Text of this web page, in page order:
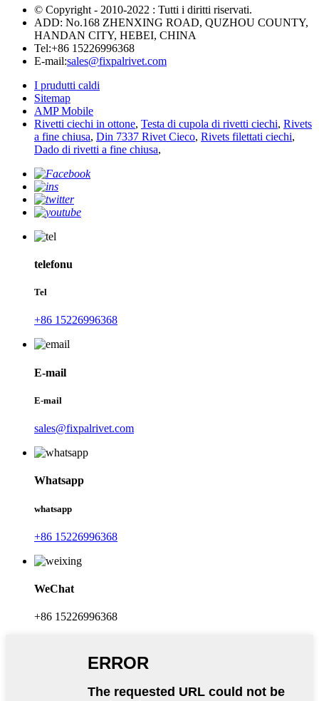
© Copyright - 2010-2022 : Tutti i diritti riservati.
ADD: No.168 ZHENXING ROAD, QUZHOU COUNTY,
HANDAN CITY, HEBEI, CHINA
Tel:+86 15226996368
E-mail:sales@fixpalrivet.com
I prudutti caldi
Sitemap
AMP Mobile
Rivetti ciechi in ottone, Testa di cupola di rivetti ciechi, Rivets
a fine chiusa, Din 7337 Rivet Cieco, Rivets filettati ciechi,
Dado di rivetti a fine chiusa,
telefonu
Tel
+86 15226996368
E-mail
E-mail
sales@fixpalrivet.com
Whatsapp
whatsapp
+86 15226996368
WeChat
+86 15226996368